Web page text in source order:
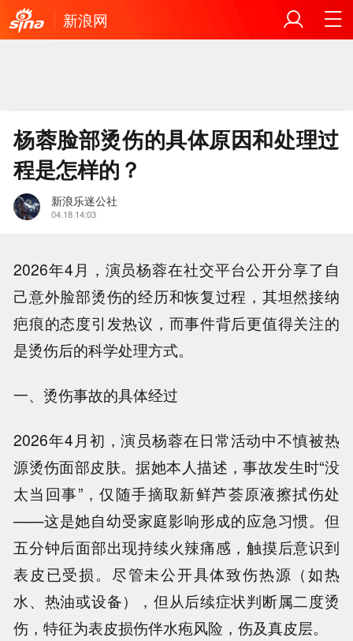
新浪网
杨蓉脸部烫伤的具体原因和处理过
程是怎样的？
新浪乐迷公社
04.18 14:03
2026年4月，演员杨蓉在社交平台公开分享了自
己意外脸部烫伤的经历和恢复过程，其坦然接纳
疤痕的态度引发热议，而事件背后更值得关注的
是烫伤后的科学处理方式。
一、烫伤事故的具体经过
2026年4月初，演员杨蓉在日常活动中不慎被热
源烫伤面部皮肤。据她本人描述，事故发生时“没
太当回事”，仅随手摘取新鲜芦荟原液擦拭伤处
——这是她自幼受家庭影响形成的应急习惯。但
五分钟后面部出现持续火辣痛感，触摸后意识到
表皮已受损。尽管未公开具体致伤热源（如热
水、热油或设备），但从后续症状判断属二度烫
伤，特征为表皮损伤伴水疱风险，伤及真皮层。